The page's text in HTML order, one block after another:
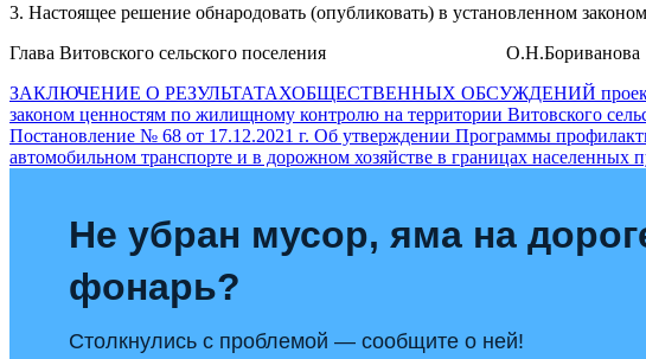
3. Настоящее решение обнародовать (опубликовать) в установленном
Глава Витовского сельского поселения О.Н.Бориванова
Навигация
по
записям
ЗАКЛЮЧЕНИЕ О РЕЗУЛЬТАТАХОБЩЕСТВЕННЫХ ОБСУЖДЕНИЙ проекта
законом ценностям по жилищному контролю на территории Витовского
Постановление № 68 от 17.12.2021 г. Об утверждении Программы
автомобильном транспорте и в дорожном хозяйстве в границах населенных
Не убран мусор, яма на
фонарь?
Столкнулись с проблемой — сообщите о ней!